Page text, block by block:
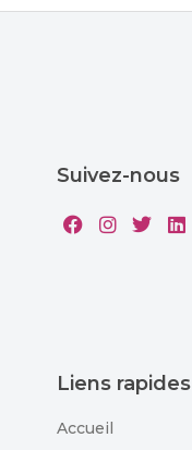
Liens rapides
Accueil
Suivez-nous